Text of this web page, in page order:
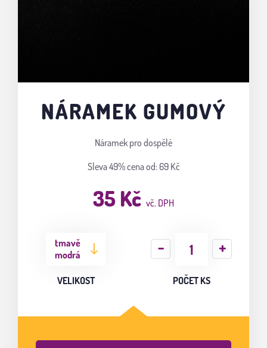
NÁRAMEK GUMOVÝ
Náramek pro dospělé
Sleva 49%cena od: 69 Kč
35 Kč vč. DPH
tmavě
modrá
VELIKOST POČET KS